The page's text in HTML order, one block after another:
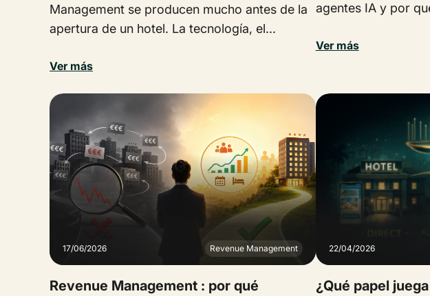
Management se producen mucho antes de la
apertura de un hotel. La tecnología, el...
Ver más
agentes IA y por
Ver más
17/06/2026 Revenue Management
Revenue Management : por qué
22/04/2026
¿Qué papel